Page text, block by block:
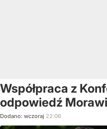
Współpraca z
odpowiedź
Dodano: wczoraj 22:06